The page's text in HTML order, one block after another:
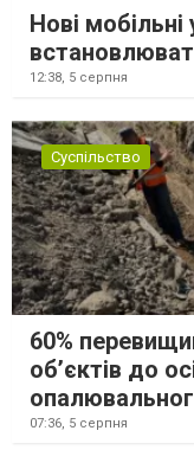
Нові
12:38, 5 серпня
Суспільство
60%
об’єктів до
07:36, 5 серпня